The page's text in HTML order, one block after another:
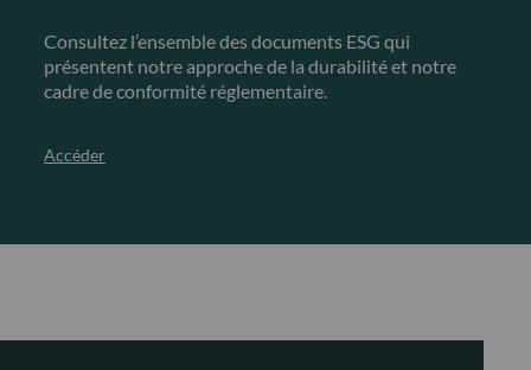
Consultez l’ensemble des documents ESG qui
présentent notre approche de la durabilité et notre
cadre de conformité réglementaire.
Accéder